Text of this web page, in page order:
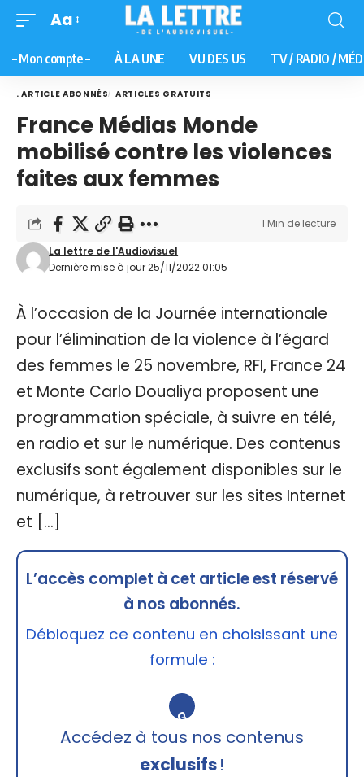
Aa
– Mon compte – À LA UNE VU DES US TV / RADIO /
. ARTICLE ABONNÉS ARTICLES GRATUITS
France Médias Monde
mobilisé contre les violences
faites aux femmes
Dernière mise à jour 25/11/2022 01:05
La lettre de l'Audiovisuel
1 Min de lecture
À l’occasion de la Journée internationale
pour l’élimination de la violence à l’égard
des femmes le 25 novembre, RFI, France 24
et Monte Carlo Doualiya proposent une
programmation spéciale, à suivre en télé,
en radio et sur le numérique. Des contenus
exclusifs sont également disponibles sur le
numérique, à retrouver sur les sites Internet
et […]
L’accès complet à cet article est réservé
à nos abonnés.
Débloquez ce contenu en choisissant une
formule :
🔒
Accédez à tous nos contenus
exclusifs!